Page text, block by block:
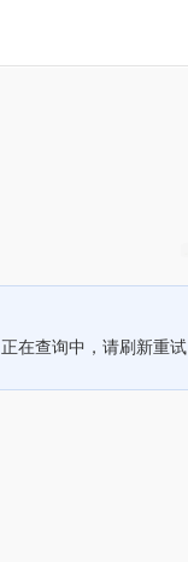
正在查询中，请刷新重试